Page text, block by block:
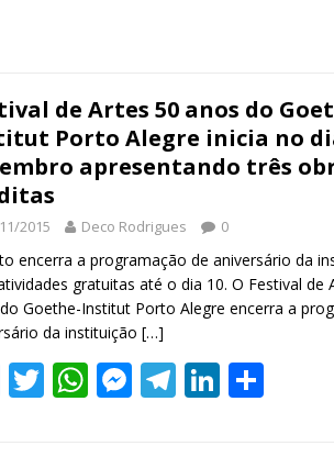
de Artes 50 anos do
Porto Alegre inicia no
apresentando três
2015 Deco Rodrigues 0
encerra a programação de aniversário da
gratuitas até o dia 10. O Festival de
Goethe-Institut Porto Alegre encerra a
da instituição […]
F
ac
T
w
W
h
M
e
T
el
Li
n